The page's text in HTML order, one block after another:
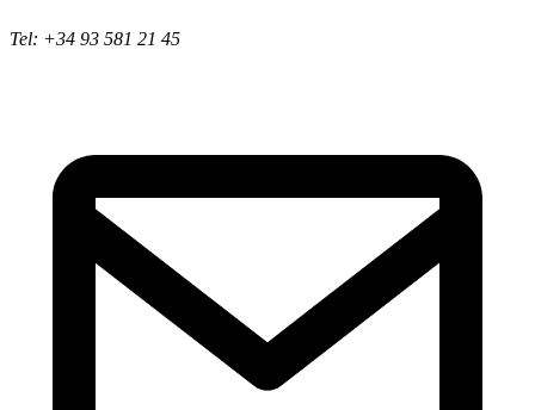
Tel: +34 93 581 21 45